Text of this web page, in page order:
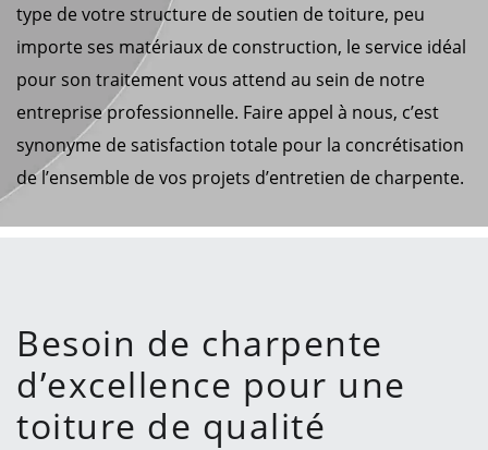
type de votre structure de soutien de toiture, peu
importe ses matériaux de construction, le service idéal
pour son traitement vous attend au sein de notre
entreprise professionnelle. Faire appel à nous, c’est
synonyme de satisfaction totale pour la concrétisation
de l’ensemble de vos projets d’entretien de charpente.
Besoin de charpente
d’excellence pour une
toiture de qualité